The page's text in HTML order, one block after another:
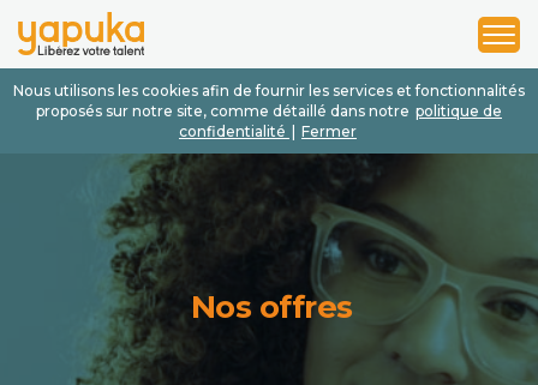
Nous utilisons les cookies afin de fournir les services et fonctionnalités
proposés sur notre site, comme détaillé dans notre politique de
confidentialité
Fermer
1
2
3
Nos offres